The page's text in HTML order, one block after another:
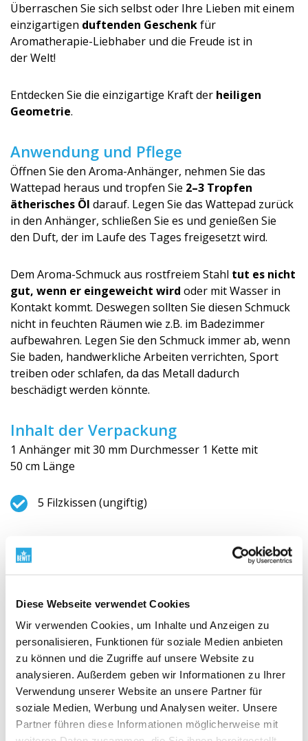
Diese Webseite verwendet Cookies
Wir verwenden Cookies, um Inhalte und Anzeigen zu
personalisieren, Funktionen für soziale Medien anbieten
zu können und die Zugriffe auf unsere Website zu
analysieren. Außerdem geben wir Informationen zu Ihrer
Verwendung unserer Website an unsere Partner für
soziale Medien, Werbung und Analysen weiter. Unsere
Partner führen diese Informationen möglicherweise mit
Überraschen Sie sich selbst oder Ihre Lieben mit einem
einzigartigen duftenden Geschenkfür
Aromatherapie-Liebhaber und die Freude ist in
der Welt!
Entdecken Sie die einzigartige Kraft der heiligen
Geometrie.
Anwendung und Pflege
Öffnen Sie den Aroma-Anhänger, nehmen Sie das
Wattepad heraus und tropfen Sie 2–3 Tropfen
ätherisches Öl darauf. Legen Sie das Wattepad zurück
in den Anhänger, schließen Sie es und genießen Sie
den Duft, der im Laufe des Tages freigesetzt wird.
Dem Aroma-Schmuck aus rostfreiem Stahl tut es nicht
gut, wenn er eingeweicht wird oder mit Wasser in
Kontakt kommt. Deswegen sollten Sie diesen Schmuck
nicht in feuchten Räumen wie z.B. im Badezimmer
aufbewahren. Legen Sie den Schmuck immer ab, wenn
Sie baden, handwerkliche Arbeiten verrichten, Sport
treiben oder schlafen, da das Metall dadurch
beschädigt werden könnte.
Inhalt der Verpackung
1 Anhänger mit 30 mm Durchmesser 1 Kette mit
50 cm Länge
5 Filzkissen (ungiftig)
Empfohlene Düfte
äthe­rische Öle? Oder die
gefallenvon ätherischen Ölen?Wählen Sie
Lieblingsmischung und nehmen Sie sie mit, wohin
Sie gehen.
Das kann man gut gebrauchen
Verlängern Sie Ihr Erlebnis von Aroma-Schmuck mit
heiliger Geometrie und besorgen Sie sich die Ersatz-
Filzpads